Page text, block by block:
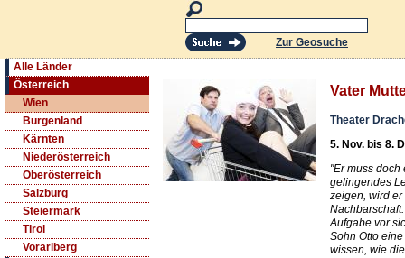
Zur Geosuche
Alle Länder
Österreich
Wien
Burgenland
Kärnten
Niederösterreich
Oberösterreich
Salzburg
Steiermark
Tirol
Vorarlberg
Vater
Theater
5. Nov. bis 8.
"Er muss
gelingendes
zeigen, wird
Aufgabe vor
Sohn Otto
wissen, wie